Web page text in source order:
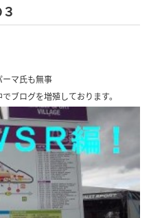
ーマ氏も無事
ブログを増殖しております。